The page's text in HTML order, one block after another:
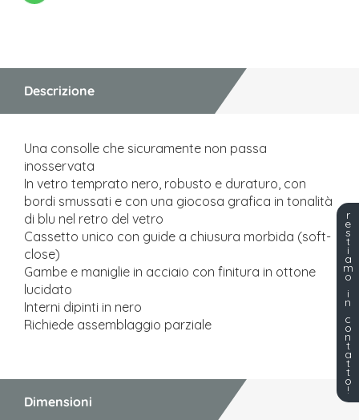
Descrizione
Una consolle che sicuramente non passa
inosservata
In vetro temprato nero, robusto e duraturo, con
bordi smussati e con una giocosa grafica in tonalità
di blu nel retro del vetro
Cassetto unico con guide a chiusura morbida (soft-
close)
Gambe e maniglie in acciaio con finitura in ottone
lucidato
Interni dipinti in nero
Richiede assemblaggio parziale
Dimensioni
r
e
s
t
i
a
m
o
i
n
c
o
n
t
a
t
t
o
!